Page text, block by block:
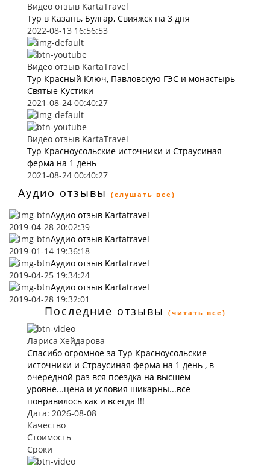
Видео отзыв KartaTravel
Тур в Казань, Булгар, Свияжск на 3 дня
2022-08-13 16:56:53
Видео отзыв KartaTravel
Тур Красный Ключ, Павловскую ГЭС и монастырь
Святые Кустики
2021-08-24 00:40:27
Видео отзыв KartaTravel
Тур Красноусольские источники и Страусиная
ферма на 1 день
2021-08-24 00:40:27
Аудио отзывы (слушать все)
Аудио отзыв Kartatravel
2019-04-28 20:02:39
Аудио отзыв Kartatravel
2019-01-14 19:36:18
Аудио отзыв Kartatravel
2019-04-25 19:34:24
Аудио отзыв Kartatravel
2019-04-28 19:32:01
Последние отзывы (читать все)
Лариса Хейдарова
Спасибо огромное за Тур Красноусольские
источники и Страусиная ферма на 1 день , в
очередной раз вся поездка на высшем
уровне...цена и условия шикарны...все
понравилось как и всегда !!!
Дата: 2026-08-08
Качество
Стоимость
Сроки